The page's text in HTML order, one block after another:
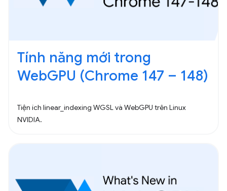
Tính năng mới trong
WebGPU (Chrome 147 – 148)
Tiện ích linear_indexing WGSL và WebGPU trên Linux
NVIDIA.